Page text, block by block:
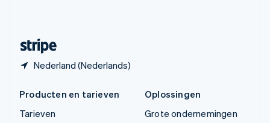
Nederland (Nederlands)
Producten en tarieven
Tarieven
Oplossingen
Grote ondernemingen